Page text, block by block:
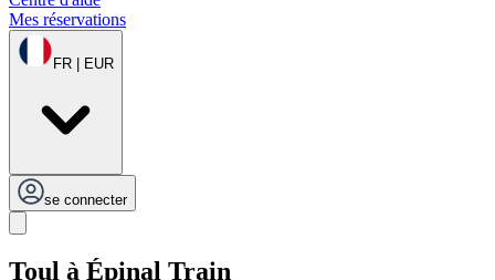
Mes réservations
FR | EUR
se connecter
Toul à Épinal Train